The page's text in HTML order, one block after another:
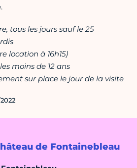
de Fontainebleau
tous les jours sauf le 25
location à 16h15)
moins de 12 ans
sur place le jour de la visite